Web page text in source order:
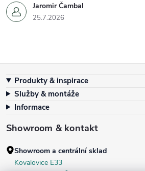
Jaromir Čambal
25.7.2026
Produkty & inspirace
Služby & montáže
Informace
Showroom & kontakt
Showroom a centrální sklad
Kovalovice E33